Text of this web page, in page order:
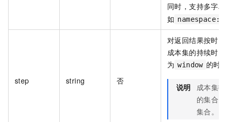
同时，支持多字
如
step string 否
对返回结果按时
成本集的持续时
为 window 的时
说明
成本集
的集合
集合。